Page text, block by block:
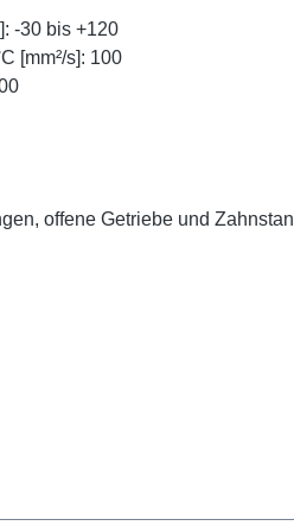
-30 bis +120
[mm²/s]: 100
offene Getriebe und